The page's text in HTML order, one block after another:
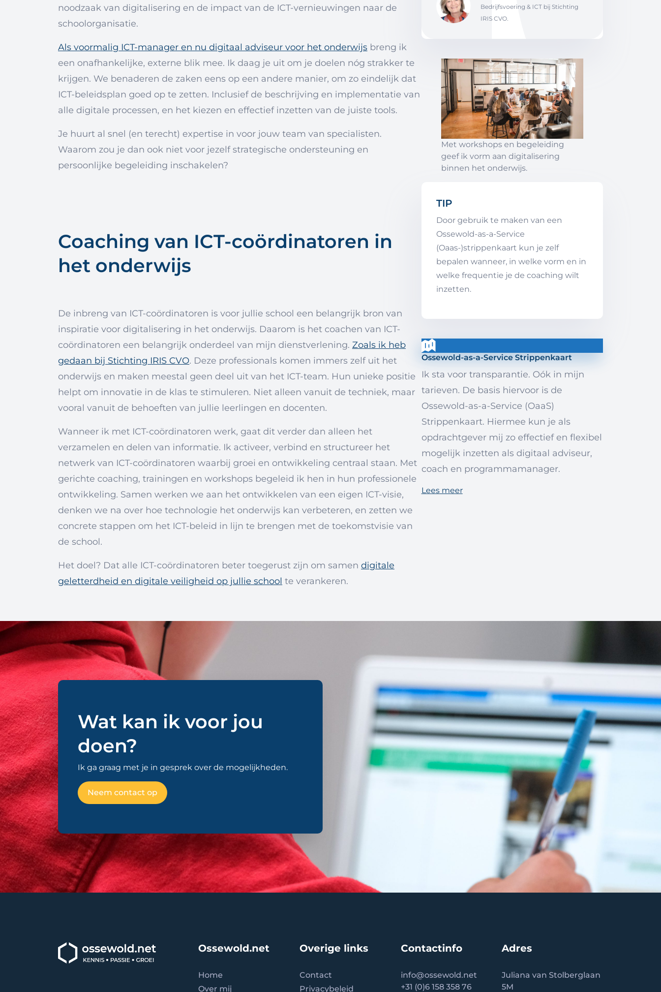
noodzaak van digitalisering en de impact van de ICT-vernieuwingen naar de
schoolorganisatie.
Als voormalig ICT-manager en nu digitaal adviseur voor het onderwijs breng ik
een onafhankelijke, externe blik mee. Ik daag je uit om je doelen nóg strakker te
krijgen. We benaderen de zaken eens op een andere manier, om zo eindelijk dat
ICT-beleidsplan goed op te zetten. Inclusief de beschrijving en implementatie van
alle digitale processen, en het kiezen en effectief inzetten van de juiste tools.
Je huurt al snel (en terecht) expertise in voor jouw team van specialisten.
Waarom zou je dan ook niet voor jezelf strategische ondersteuning en
persoonlijke begeleiding inschakelen?
Coaching van ICT-coördinatoren in
het onderwijs
De inbreng van ICT-coördinatoren is voor jullie school een belangrijk bron van
inspiratie voor digitalisering in het onderwijs. Daarom is het coachen van ICT-
coördinatoren een belangrijk onderdeel van mijn dienstverlening. Zoals ik heb
gedaan bij Stichting IRIS CVO. Deze professionals komen immers zelf uit het
onderwijs en maken meestal geen deel uit van het ICT-team. Hun unieke positie
helpt om innovatie in de klas te stimuleren. Niet alleen vanuit de techniek, maar
vooral vanuit de behoeften van jullie leerlingen en docenten.
Wanneer ik met ICT-coördinatoren werk, gaat dit verder dan alleen het
verzamelen en delen van informatie. Ik activeer, verbind en structureer het
netwerk van ICT-coördinatoren waarbij groei en ontwikkeling centraal staan. Met
gerichte coaching, trainingen en workshops begeleid ik hen in hun professionele
ontwikkeling. Samen werken we aan het ontwikkelen van een eigen ICT-visie,
denken we na over hoe technologie het onderwijs kan verbeteren, en zetten we
concrete stappen om het ICT-beleid in lijn te brengen met de toekomstvisie van
de school.
Het doel? Dat alle ICT-coördinatoren beter toegerust zijn om samen digitale
geletterdheid en digitale veiligheid op jullie school te verankeren.
Bedrijfsvoering & ICT bij Stichting
IRIS CVO.
Met workshops en begeleiding
geef ik vorm aan digitalisering
binnen het onderwijs.
TIP
Door gebruik te maken van een
Ossewold-as-a-Service
(Oaas-)strippenkaart kun je zelf
bepalen wanneer, in welke vorm en in
welke frequentie je de coaching wilt
inzetten.
Ossewold-as-a-Service Strippenkaart
Ik sta voor transparantie. Oók in mijn
tarieven. De basis hiervoor is de
Ossewold-as-a-Service (OaaS)
Strippenkaart. Hiermee kun je als
opdrachtgever mij zo effectief en flexibel
mogelijk inzetten als digitaal adviseur,
coach en programmamanager.
Lees meer
Wat kan ik voor jou
doen?
Ik ga graag met je in gesprek over de mogelijkheden.
Neem contact op
Ossewold.net
Home
Over mij
Overige links
Contact
Privacybeleid
Contactinfo
info@ossewold.net
+31 (0)6 158 358 76
Adres
Juliana van Stolberglaan
5M